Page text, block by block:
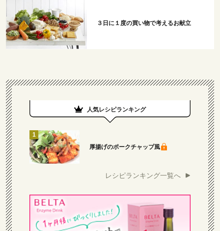
３日に１度の買い物で考えるお献立
人気レシピランキング
厚揚げのポークチャップ風
レシピランキング一覧へ